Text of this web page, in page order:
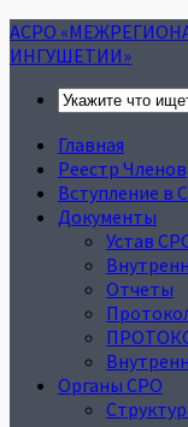
АСРО
ИНГУШЕТИИ»
Главная
Реестр Членов
Вступление в
Документы
Устав
Отчеты
Органы СРО